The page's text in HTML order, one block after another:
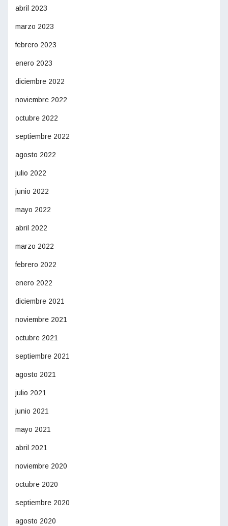
abril 2023
marzo 2023
febrero 2023
enero 2023
diciembre 2022
noviembre 2022
octubre 2022
septiembre 2022
agosto 2022
julio 2022
junio 2022
mayo 2022
abril 2022
marzo 2022
febrero 2022
enero 2022
diciembre 2021
noviembre 2021
octubre 2021
septiembre 2021
agosto 2021
julio 2021
junio 2021
mayo 2021
abril 2021
noviembre 2020
octubre 2020
septiembre 2020
agosto 2020